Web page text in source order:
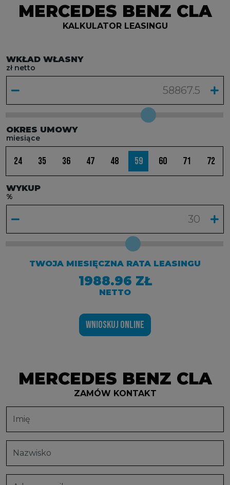
MERCEDES BENZ CLA
KALKULATOR LEASINGU
WKŁAD WŁASNY
zł netto
OKRES UMOWY
miesiące
24 35 36 47 48 59 60 71 72
WYKUP
%
TWOJA MIESIĘCZNA RATA LEASINGU
1988.96 ZŁ
NETTO
WNIOSKUJ ONLINE
MERCEDES BENZ CLA
ZAMÓW KONTAKT